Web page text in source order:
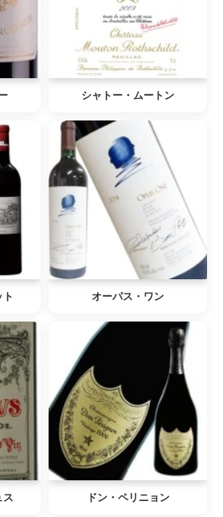
シャトー・ムートン
オーパス・ワン
ス ドン・ペリニョン